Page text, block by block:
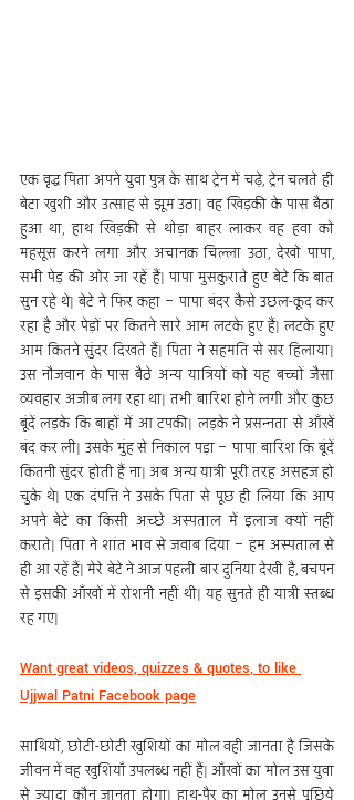
एक वृद्ध पिता अपने युवा पुत्र के साथ ट्रेन में चढ़े, ट्रेन चलते ही
बेटा खुशी और उत्साह से झूम उठा| वह खिड़की के पास बैठा
हुआ था, हाथ खिड़की से थोड़ा बाहर लाकर वह हवा को
महसूस करने लगा और अचानक चिल्ला उठा, देखो पापा,
सभी पेड़ की ओर जा रहें हैं| पापा मुसकुराते हुए बेटे कि बात
सुन रहे थे| बेटे ने फिर कहा – पापा बंदर कैसे उछल-कूद कर
रहा है और पेड़ों पर कितने सारे आम लटके हुए हैं| लटके हुए
आम कितने सुंदर दिखते हैं| पिता ने सहमति से सर हिलाया|
उस नौजवान के पास बैठे अन्य यात्रियों को यह बच्चों जैसा
व्यवहार अजीब लग रहा था| तभी बारिश होने लगी और कुछ
बूंदें लड़के कि बाहों में आ टपकी| लड़के ने प्रसन्नता से आँखें
बंद कर ली| उसके मुंह से निकाल पड़ा – पापा बारिश कि बूंदें
कितनी सुंदर होती हैं ना| अब अन्य यात्री पूरी तरह असहज हो
चुके थे| एक दंपत्ति ने उसके पिता से पूछ ही लिया कि आप
अपने बेटे का किसी अच्छे अस्पताल में इलाज क्यों नहीं
कराते| पिता ने शांत भाव से जवाब दिया – हम अस्पताल से
ही आ रहें हैं| मेरे बेटे ने आज पहली बार दुनिया देखी है, बचपन
से इसकी आँखों में रोशनी नहीं थी| यह सुनते ही यात्री स्तब्ध
रह गए|
Want great videos, quizzes & quotes, to like
Ujjwal Patni Facebook page
साथियों, छोटी-छोटी खुशियों का मोल वही जानता है जिसके
जीवन में वह खुशियाँ उपलब्ध नहीं हैं| आँखों का मोल उस युवा
से ज़्यादा कौन जानता होगा| हाथ-पैर का मोल उनसे पूछिये